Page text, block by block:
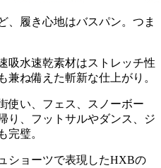
、履き心地はバスパン。つま
吸水速乾素材はストレッチ性
兼ね備えた斬新な仕上がり。
使い、フェス、スノーボー
り、フットサルやダンス、ジ
完璧。
ショーツで表現したHXBの